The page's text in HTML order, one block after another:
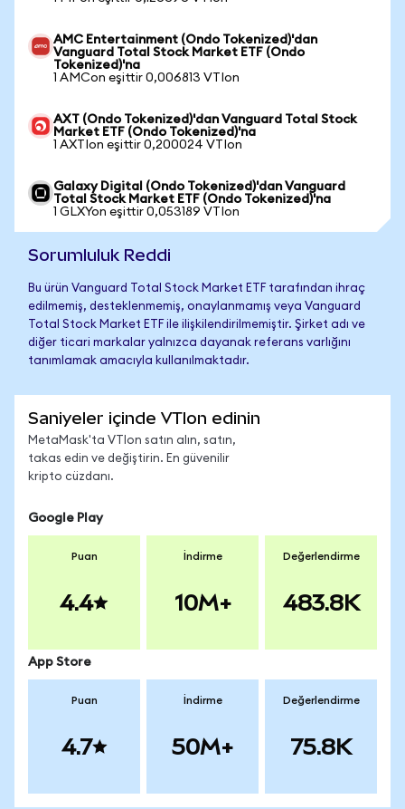
AMC Entertainment (Ondo Tokenized)'dan
Vanguard Total Stock Market ETF (Ondo
Tokenized)'na
1 AMCon eşittir 0,006813 VTIon
AXT (Ondo Tokenized)'dan Vanguard Total Stock
Market ETF (Ondo Tokenized)'na
1 AXTIon eşittir 0,200024 VTIon
Galaxy Digital (Ondo Tokenized)'dan Vanguard
Total Stock Market ETF (Ondo Tokenized)'na
1 GLXYon eşittir 0,053189 VTIon
Sorumluluk Reddi
Bu ürün Vanguard Total Stock Market ETF tarafından ihraç
edilmemiş, desteklenmemiş, onaylanmamış veya Vanguard
Total Stock Market ETF ile ilişkilendirilmemiştir. Şirket adı ve
diğer ticari markalar yalnızca dayanak referans varlığını
tanımlamak amacıyla kullanılmaktadır.
Saniyeler içinde VTIon edinin
MetaMask'ta VTIon satın alın, satın,
takas edin ve değiştirin. En güvenilir
kripto cüzdanı.
Google Play
Puan
4.4
İndirme
10M+
Değerlendirme
483.8K
App Store
Puan
4.7
İndirme
50M+
Değerlendirme
75.8K